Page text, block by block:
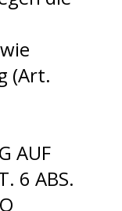
(Art.
AUF
6 ABS.